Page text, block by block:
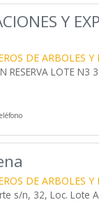
Y
DE ARBOLES Y
RESERVA LOTE
DE ARBOLES Y
s/n, 32, Loc. Lote